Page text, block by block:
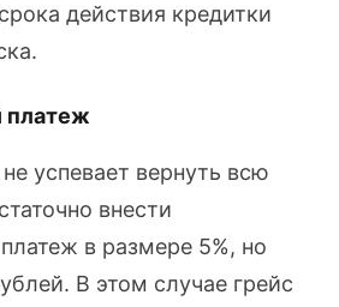
действия кредитки
успевает вернуть всю
внести
в размере 5%, но
В этом случае грейс